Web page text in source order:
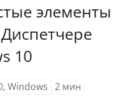
элементы
10
, Windows 2 мин